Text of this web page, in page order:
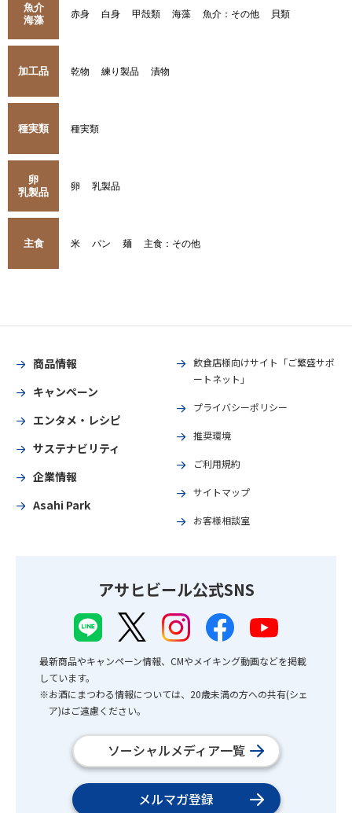
魚介
海藻
赤身 白身 甲殻類 海藻 魚介：その他 貝類
加工品 乾物 練り製品 漬物
種実類 種実類
卵
乳製品
卵 乳製品
主食 米 パン 麺 主食：その他
商品情報
キャンペーン
エンタメ・レシピ
サステナビリティ
企業情報
Asahi Park
飲食店様向けサイト「ご繁盛サポ
ートネット」
プライバシーポリシー
推奨環境
ご利用規約
サイトマップ
お客様相談室
アサヒビール公式SNS
最新商品やキャンペーン情報、CMやメイキング動画などを掲載
しています。
※お酒にまつわる情報については、20歳未満の方への共有(シェ
ア)はご遠慮ください。
ソーシャルメディア一覧
メルマガ登録